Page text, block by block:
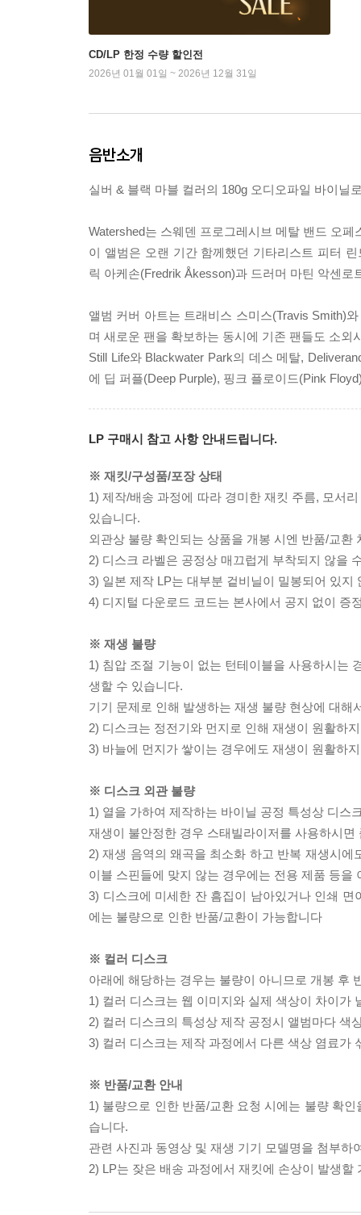
CD/LP 한정 수량 할인전
2026년 01월 01일 ~ 2026년 12월 31일
음반소개
실버 & 블랙 마블 컬러의 180g 오디오파일 바이닐
Watershed는 스웨덴 프로그레시브 메탈 밴드 오
이 앨범은 오랜 기간 함께했던 기타리스트 피터
릭 아케손(Fredrik Åkesson)과 드러머 마틴 악센
앨범 커버 아트는 트래비스 스미스(Travis Smith)
며 새로운 팬을 확보하는 동시에 기존 팬들도 소외
Still Life와 Blackwater Park의 데스 메탈,
에 딥 퍼플(Deep Purple), 핑크 플로이드(Pink
LP 구매시 참고 사항 안내드립니다.
※ 재킷/구성품/포장 상태
1) 제작/배송 과정에 따라 경미한 재킷 주름, 모서
있습니다.
외관상 불량 확인되는 상품을 개봉 시엔 반품/교환
2) 디스크 라벨은 공정상 매끄럽게 부착되지 않을
3) 일본 제작 LP는 대부분 겉비닐이 밀봉되어 있지
4) 디지털 다운로드 코드는 본사에서 공지 없이 증
※ 재생 불량
1) 침압 조절 기능이 없는 턴테이블을 사용하시는
생할 수 있습니다.
기기 문제로 인해 발생하는 재생 불량 현상에 대
2) 디스크는 정전기와 먼지로 인해 재생이 원활하
3) 바늘에 먼지가 쌓이는 경우에도 재생이 원활하
※ 디스크 외관 불량
1) 열을 가하여 제작하는 바이닐 공정 특성상 디스
재생이 불안정한 경우 스태빌라이저를 사용하시
2) 재생 음역의 왜곡을 최소화 하고 반복 재생시
이블 스핀들에 맞지 않는 경우에는 전용 제품 등
3) 디스크에 미세한 잔 흠집이 남아있거나 인쇄
에는 불량으로 인한 반품/교환이 가능합니다
※ 컬러 디스크
아래에 해당하는 경우는 불량이 아니므로 개봉 후
1) 컬러 디스크는 웹 이미지와 실제 색상이 차이가
2) 컬러 디스크의 특성상 제작 공정시 앨범마다 색
3) 컬러 디스크는 제작 과정에서 다른 색상 염료가
※ 반품/교환 안내
1) 불량으로 인한 반품/교환 요청 시에는 불량 확
습니다.
관련 사진과 동영상 및 재생 기기 모델명을 첨부하
2) LP는 잦은 배송 과정에서 재킷에 손상이 발생